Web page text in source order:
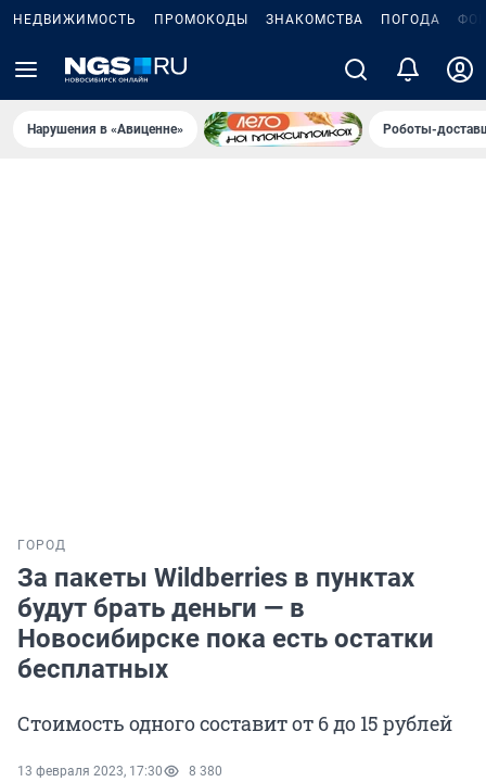
НЕДВИЖИМОСТЬ ПРОМОКОДЫ ЗНАКОМСТВА ПОГОДА
Нарушения в «Авиценне» Роботы-
ГОРОД
За пакеты Wildberries в пунктах
будут брать деньги — в
Новосибирске пока есть остатки
бесплатных
Стоимость одного составит от 6 до 15 рублей
13 февраля 2023, 17:30 8 380